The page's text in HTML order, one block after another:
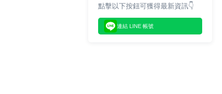
點擊以下按鈕可獲得最新資訊👇
連結 LINE 帳號